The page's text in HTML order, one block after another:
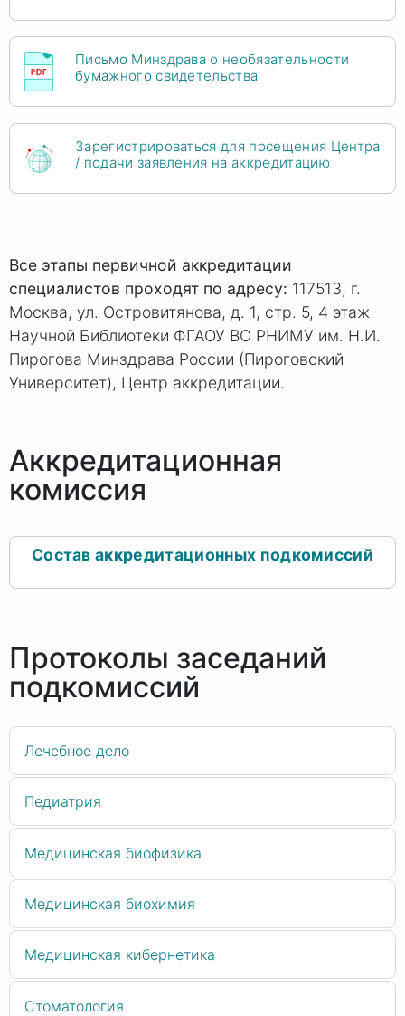
Письмо Минздрава о необязательности
бумажного свидетельства
Зарегистрироваться для посещения Центра
/ подачи заявления на аккредитацию
Все этапы первичной аккредитации
специалистов проходят по адресу: 117513, г.
Москва, ул. Островитянова, д. 1, стр. 5, 4 этаж
Научной Библиотеки ФГАОУ ВО РНИМУ им. Н.И.
Пирогова Минздрава России (Пироговский
Университет), Центр аккредитации.
Аккредитационная
комиссия
Состав аккредитационных подкомиссий
Протоколы заседаний
подкомиссий
Лечебное дело
Педиатрия
Медицинская биофизика
Медицинская биохимия
Медицинская кибернетика
Стоматология